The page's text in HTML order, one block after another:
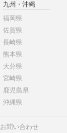
九州・沖縄
福岡県
佐賀県
長崎県
熊本県
大分県
宮崎県
鹿児島県
沖縄県
お問い合わせ